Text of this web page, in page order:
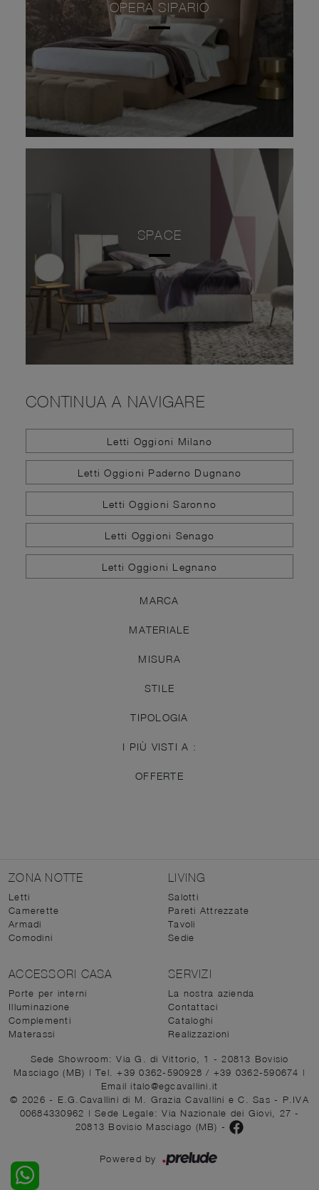
OPERA SIPARIO
SPACE
CONTINUA A NAVIGARE
Letti Oggioni Milano
Letti Oggioni Paderno Dugnano
Letti Oggioni Saronno
Letti Oggioni Senago
Letti Oggioni Legnano
MARCA
MATERIALE
MISURA
STILE
TIPOLOGIA
I PIÙ VISTI A :
OFFERTE
ZONA NOTTE
Letti
Camerette
Armadi
Comodini
LIVING
Salotti
Pareti Attrezzate
Tavoli
Sedie
ACCESSORI CASA
Porte per interni
Illuminazione
Complementi
Materassi
SERVIZI
La nostra azienda
Contattaci
Cataloghi
Realizzazioni
Sede Showroom: Via G. di Vittorio, 1 - 20813 Bovisio
Masciago (MB) | Tel. +39 0362-590928/ +39 0362-590674 |
Email italo@egcavallini.it
© 2026 - E.G.Cavallini di M. Grazia Cavallini e C. Sas - P.IVA
00684330962 | Sede Legale: Via Nazionale dei Giovi, 27 -
20813 Bovisio Masciago (MB) -
Powered by